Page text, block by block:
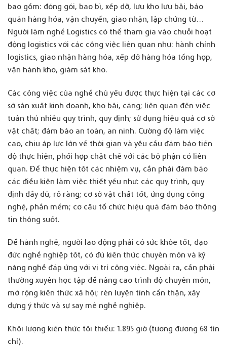
bao gồm: đóng gói, bao bì, xếp dỡ, lưu kho lưu bãi, bảo
quản hàng hóa, vận chuyển, giao nhận, lập chứng từ…
Người làm nghề Logistics có thể tham gia vào chuỗi hoạt
động logistics với các công việc liên quan như: hành chính
logistics, giao nhận hàng hóa, xếp dỡ hàng hóa tổng hợp,
vận hành kho, giám sát kho.
Các công việc của nghề chủ yếu được thực hiện tại các cơ
sở sản xuất kinh doanh, kho bãi, cảng; liên quan đến việc
tuân thủ nhiều quy trình, quy định; sử dụng hiệu quả cơ sở
vật chất; đảm bảo an toàn, an ninh. Cường độ làm việc
cao, chịu áp lực lớn về thời gian và yêu cầu đảm bảo tiến
độ thực hiện, phối hợp chặt chẽ với các bộ phận có liên
quan. Để thực hiện tốt các nhiệm vụ, cần phải đảm bảo
các điều kiện làm việc thiết yếu như: các quy trình, quy
định đầy đủ, rõ ràng; cơ sở vật chất tốt, ứng dụng công
nghệ, phần mềm; cơ cấu tổ chức hiệu quả đảm bảo thông
tin thông suốt.
Để hành nghề, người lao động phải có sức khỏe tốt, đạo
đức nghề nghiệp tốt, có đủ kiến thức chuyên môn và kỹ
năng nghề đáp ứng với vị trí công việc. Ngoài ra, cần phải
thường xuyên học tập để nâng cao trình độ chuyên môn,
mở rộng kiến thức xã hội; rèn luyện tính cẩn thận, xây
dựng ý thức và sự say mê nghề nghiệp.
Khối lượng kiến thức tối thiểu: 1.895 giờ (tương đương 68 tín
chỉ).